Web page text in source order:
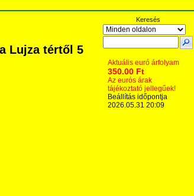
Lujza tértől 5
Keresés
Aktuális euró árfolyam
350.00 Ft
Az eurós árak
tájékoztató jellegűek!
Beállítás időpontja
2026.05.31 20:09